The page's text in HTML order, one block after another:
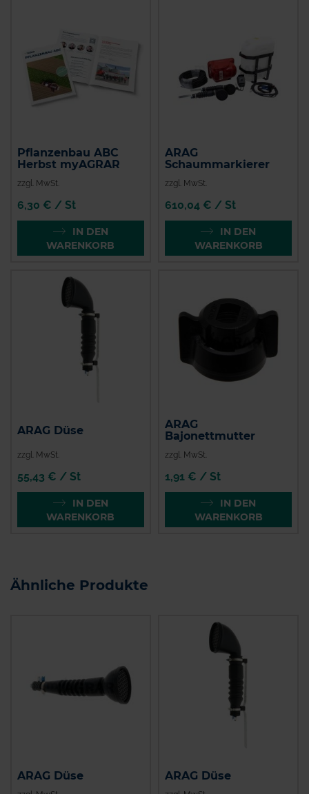
Pflanzenbau ABC
Herbst myAGRAR
zzgl. MwSt.
6,30 € / St
IN DEN
WARENKORB
ARAG
Schaummarkierer
zzgl. MwSt.
610,04 € / St
IN DEN
WARENKORB
ARAG Düse
zzgl. MwSt.
55,43 € / St
IN DEN
WARENKORB
ARAG
Bajonettmutter
zzgl. MwSt.
1,91 € / St
IN DEN
WARENKORB
Ähnliche Produkte
ARAG Düse ARAG Düse